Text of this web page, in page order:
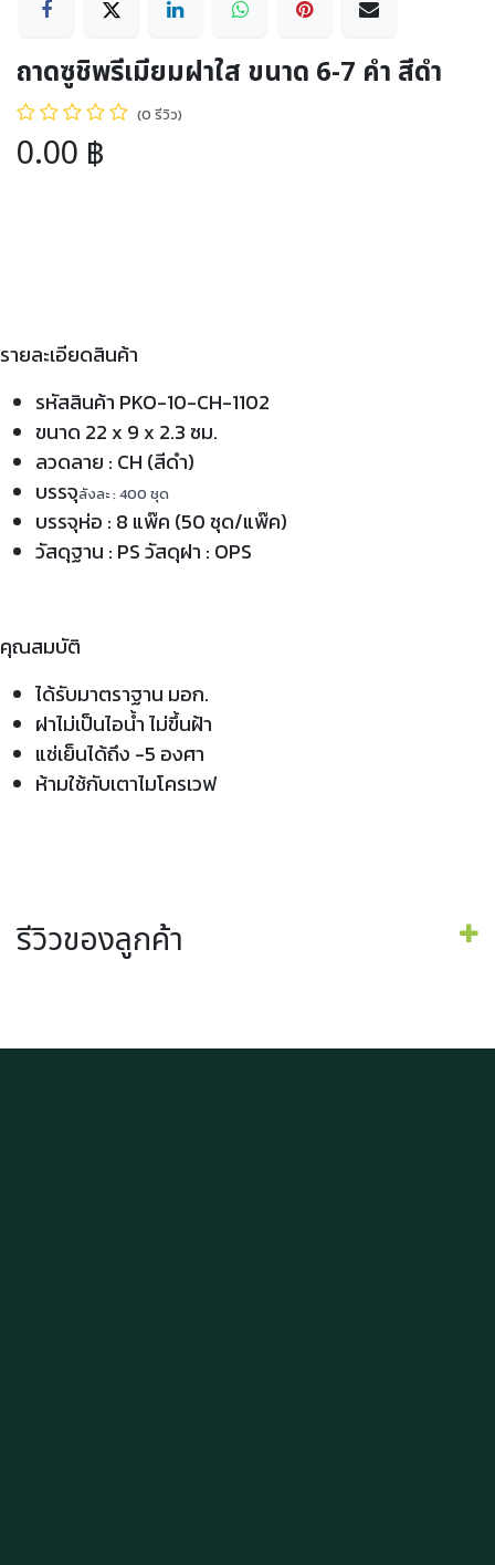
ถาดซูชิพรีเมียมฝาใส ขนาด 6-7 คำ สีดำ
(0 รีวิว)
0.00 ฿
รายละเอียดสินค้า
รหัสสินค้า PKO-10-CH-1102
ขนาด 22 x 9 x 2.3 ซม.
ลวดลาย : CH (สีดำ)
บรรจุลังละ : 400 ชุด
บรรจุห่อ : 8 แพ๊ค (50 ชุด/แพ๊ค)
วัสดุฐาน : PS วัสดุฝา : OPS
คุณสมบัติ
ได้รับมาตราฐาน มอก.
ฝาไม่เป็นไอน้ำ ไม่ขึ้นฝ้า
แช่เย็นได้ถึง -5 องศา
ห้ามใช้กับเตาไมโครเวฟ
รีวิวของลูกค้า